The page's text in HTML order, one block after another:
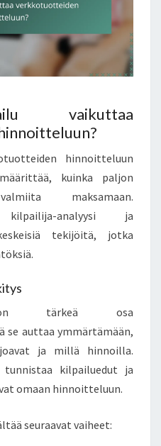
vaikuttaa
hinnoitteluun
kuinka paljon
maksamaan.
kilpailija-analyysi ja
tekijöitä, jotka
on tärkeä osa
auttaa ymmärtämään,
ja millä hinnoilla.
tunnistaa kilpailuedut ja
omaan hinnoitteluun.
seuraavat vaiheet: